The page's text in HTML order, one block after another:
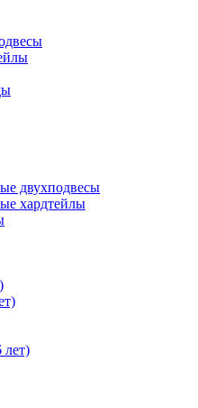
двухподвесы
хардтейлы
лет)